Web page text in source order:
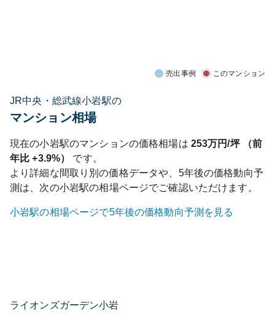
売出事例 このマンション
JR中央・総武線小岩駅の
マンション相場
現在の小岩駅のマンションの価格相場は 253万円/坪 （前
年比+3.9%）
です。
より詳細な間取り別の価格データや、5年後の価格動向予
測は、次の小岩駅の相場ページでご確認いただけます。
小岩駅の相場ページで5年後の価格動向予測を見る
ライオンズガーデン小岩